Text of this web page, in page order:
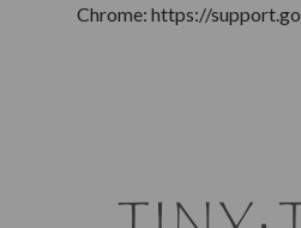
Chrome: https://